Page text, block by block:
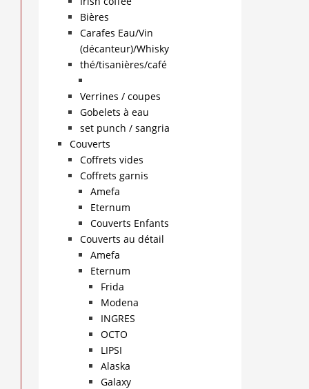
Bières
Carafes Eau/Vin
(décanteur)/Whisky
thé/tisanières/café
Verrines / coupes
Gobelets à eau
set punch / sangria
Couverts
Coffrets vides
Coffrets garnis
Amefa
Eternum
Couverts Enfants
Couverts au détail
Amefa
Eternum
Frida
Modena
INGRES
OCTO
LIPSI
Alaska
Galaxy